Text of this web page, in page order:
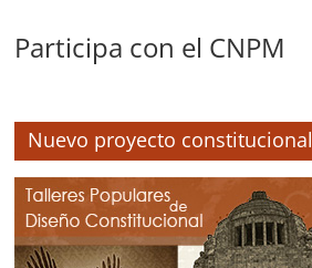
Participa con el CNPM
Nuevo proyecto constitucional